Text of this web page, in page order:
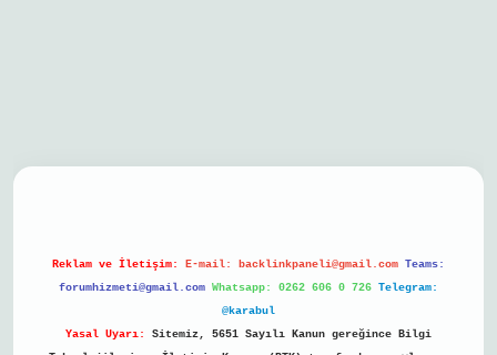
Reklam ve İletişim: E-mail: backlinkpaneli@gmail.com Teams:
forumhizmeti@gmail.com Whatsapp: 0262 606 0 726 Telegram:
@karabul
Yasal Uyarı:
Sitemiz, 5651 Sayılı Kanun gereğince Bilgi